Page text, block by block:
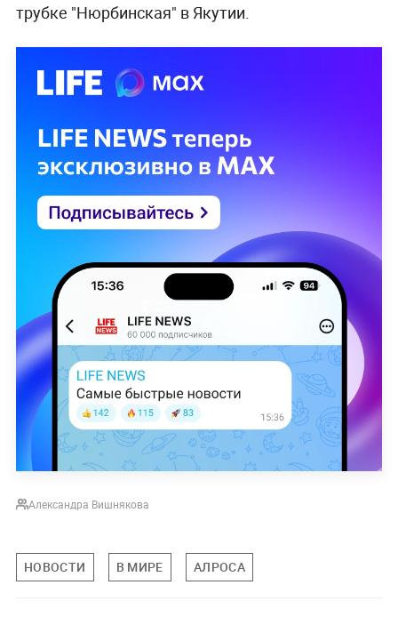
трубке "Нюрбинская" в Якутии.
Александра Вишнякова
НОВОСТИ В МИРЕ АЛРОСА